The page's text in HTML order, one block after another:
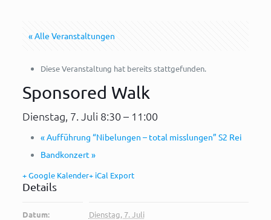
« Alle Veranstaltungen
Diese Veranstaltung hat bereits stattgefunden.
Sponsored Walk
Dienstag, 7. Juli 8:30 – 11:00
«Aufführung “Nibelungen – total misslungen” S2 Rei
Bandkonzert»
+ Google Kalender+ iCal Export
Details
Datum: Dienstag, 7. Juli